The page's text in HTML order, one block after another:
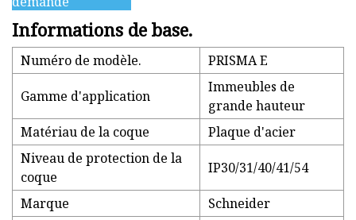
Informations de base.
Numéro de modèle. PRISMA E
Gamme d'application
Immeubles de
grande hauteur
Matériau de la coque
Plaque d'acier
Niveau de protection de la
coque
IP30/31/40/41/54
Marque
Schneider